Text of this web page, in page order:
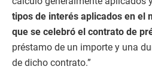
tipos de interés aplicados en el
que se celebró el contrato de
préstamo de un importe y una
de dicho contrato.”